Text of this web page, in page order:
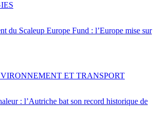
du Scaleup Europe Fund : l’Europe mise sur
: l’Autriche bat son record historique de
ET TRANSPORT